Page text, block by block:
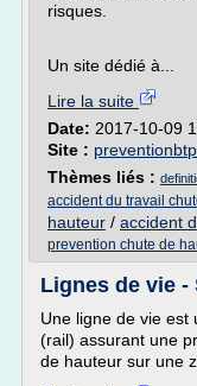
risques.
Un site dédié à...
Lire la suite
Date: 2017-10-09
Site :
Thèmes liés :
accident du travail
hauteur / accident
prevention chute de
Lignes de vie -
Une ligne de vie est
(rail) assurant une
de hauteur sur une